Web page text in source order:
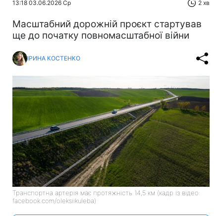
13:18 03.06.2026 Ср 2 хв
Масштабний дорожній проєкт стартував
ще до початку повномасштабної війни
ІРИНА КОСТЕНКО
Транспортна артерія має протяжність 14,5 км (кадр із відео:
facebook.com/oleksiikuleba)